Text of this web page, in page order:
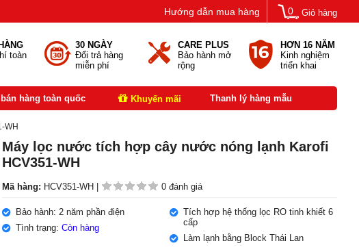
Giỏ hàng
0
Hướng dẫn mua hàng
toàn
30 NGÀY
Đổi trả hàng
miễn phí
CARE PLUS
Bảo hành mở
rộng
HƠN 16 NĂM
Kinh nghiệm
triển khai
hàng toàn quốc Khuyến mãi Thanh lý hàng mẫu
WH
Máy lọc nước tích hợp cây nước nóng lạnh Karofi
HCV351-WH
Mã hàng: HCV351-WH | 0 đánh giá
Bảo hành: 2 năm phần điện
Tình trạng: Còn hàng
Tích hợp hệ thống lọc RO tinh khiết 6
cấp
Làm lạnh bằng Block Thái Lan